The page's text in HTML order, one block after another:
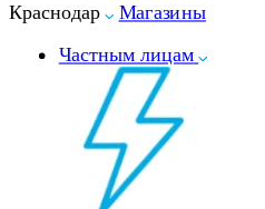
Краснодар
Магазины
Частным лицам